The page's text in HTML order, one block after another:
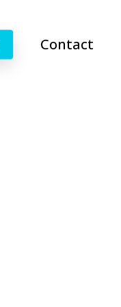
Contact